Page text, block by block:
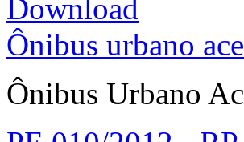
Download
Ônibus urbano
Ônibus Urbano